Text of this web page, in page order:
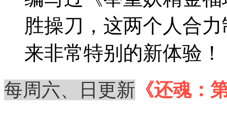
胜操刀，这两个人合
来非常特别的新体验！
每周六、日更新 《还魂：